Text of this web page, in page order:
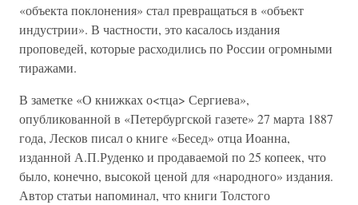
«объекта поклонения» стал превращаться в «объект
индустрии». В частности, это касалось издания
проповедей, которые расходились по России огромными
тиражами.
В заметке «О книжках о<тца> Сергиева»,
опубликованной в «Петербургской газете» 27 марта 1887
года, Лесков писал о книге «Бесед» отца Иоанна,
изданной А.П.Руденко и продаваемой по 25 копеек, что
было, конечно, высокой ценой для «народного» издания.
Автор статьи напоминал, что книги Толстого